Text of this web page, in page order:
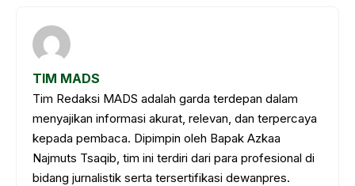
e
b
o
o
a
t
s
A
p
p
e
n
g
e
r
a
m
TIM MADS
Tim Redaksi MADS adalah garda terdepan dalam
menyajikan informasi akurat, relevan, dan terpercaya
kepada pembaca. Dipimpin oleh Bapak Azkaa
Najmuts Tsaqib, tim ini terdiri dari para profesional di
bidang jurnalistik serta tersertifikasi dewanpres.